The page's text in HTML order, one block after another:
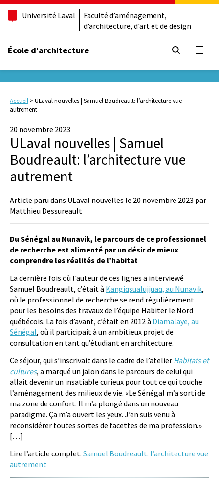
Université Laval
Faculté d’aménagement,
d’architecture, d’art et de design
École d'architecture
Accueil >ULaval nouvelles | Samuel Boudreault: l’architecture vue
autrement
20 novembre 2023
ULaval nouvelles | Samuel
Boudreault: l’architecture vue
autrement
Article paru dans ULaval nouvelles le 20 novembre 2023 par
Matthieu Dessureault
Du Sénégal au Nunavik, le parcours de ce professionnel
de recherche est alimenté par un désir de mieux
comprendre les réalités de l’habitat
La dernière fois où l’auteur de ces lignes a interviewé
Samuel Boudreault, c’était à Kangiqsualujjuaq, au Nunavik,
où le professionnel de recherche se rend régulièrement
pour les besoins des travaux de l’équipe Habiter le Nord
québécois. La fois d’avant, c’était en 2012 à Diamalaye, au
Sénégal, où il participait à un ambitieux projet de
consultation en tant qu’étudiant en architecture.
Ce séjour, qui s’inscrivait dans le cadre de l’atelier Habitats et
cultures, a marqué un jalon dans le parcours de celui qui
allait devenir un insatiable curieux pour tout ce qui touche
l’aménagement des milieux de vie. «Le Sénégal m’a sorti de
ma zone de confort. Il m’a plongé dans un nouveau
paradigme. Ça m’a ouvert les yeux. J’en suis venu à
reconsidérer toutes sortes de facettes de ma profession.»
[…]
Lire l’article complet: Samuel Boudreault: l’architecture vue
autrement